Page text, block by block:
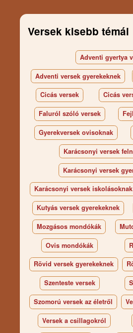
Versek kisebb témái
Adventi gyertya
Adventi versek gyerekeknek
Cicás versek Cicás
Faluról szóló versek
Gyerekversek ovisoknak
Karácsonyi versek
Karácsonyi versek
Karácsonyi versek iskolásoknak
Kutyás versek gyerekeknek
Mozgásos mondókák
Ovis mondókák
Rövid versek gyerekeknek
Szenteste versek
Szomorú versek az életről
Versek a csillagokról